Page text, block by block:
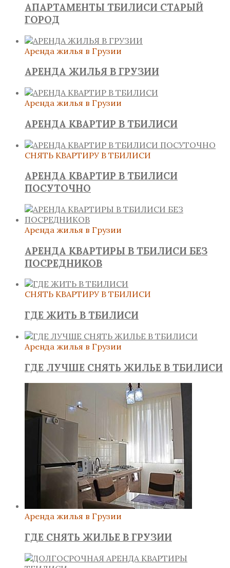
АПАРТАМЕНТЫ ТБИЛИСИ СТАРЫЙ
ГОРОД
Аренда жилья в Грузии
АРЕНДА ЖИЛЬЯ В ГРУЗИИ
Аренда жилья в Грузии
АРЕНДА КВАРТИР В ТБИЛИСИ
СНЯТЬ КВАРТИРУ В ТБИЛИСИ
АРЕНДА КВАРТИР В ТБИЛИСИ
ПОСУТОЧНО
Аренда жилья в Грузии
АРЕНДА КВАРТИРЫ В ТБИЛИСИ БЕЗ
ПОСРЕДНИКОВ
СНЯТЬ КВАРТИРУ В ТБИЛИСИ
ГДЕ ЖИТЬ В ТБИЛИСИ
Аренда жилья в Грузии
ГДЕ ЛУЧШЕ СНЯТЬ ЖИЛЬЕ В ТБИЛИСИ
Аренда жилья в Грузии
ГДЕ СНЯТЬ ЖИЛЬЕ В ГРУЗИИ